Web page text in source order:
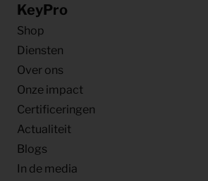
KeyPro
Shop
Diensten
Over ons
Onze impact
Certificeringen
Actualiteit
Blogs
In de media